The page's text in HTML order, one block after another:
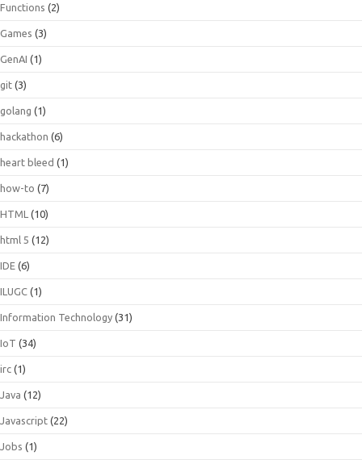
Functions (2)
Games (3)
GenAI (1)
git (3)
golang (1)
hackathon (6)
heart bleed (1)
how-to (7)
HTML (10)
html 5 (12)
IDE (6)
ILUGC (1)
Information Technology (31)
IoT (34)
irc (1)
Java (12)
Javascript (22)
Jobs (1)